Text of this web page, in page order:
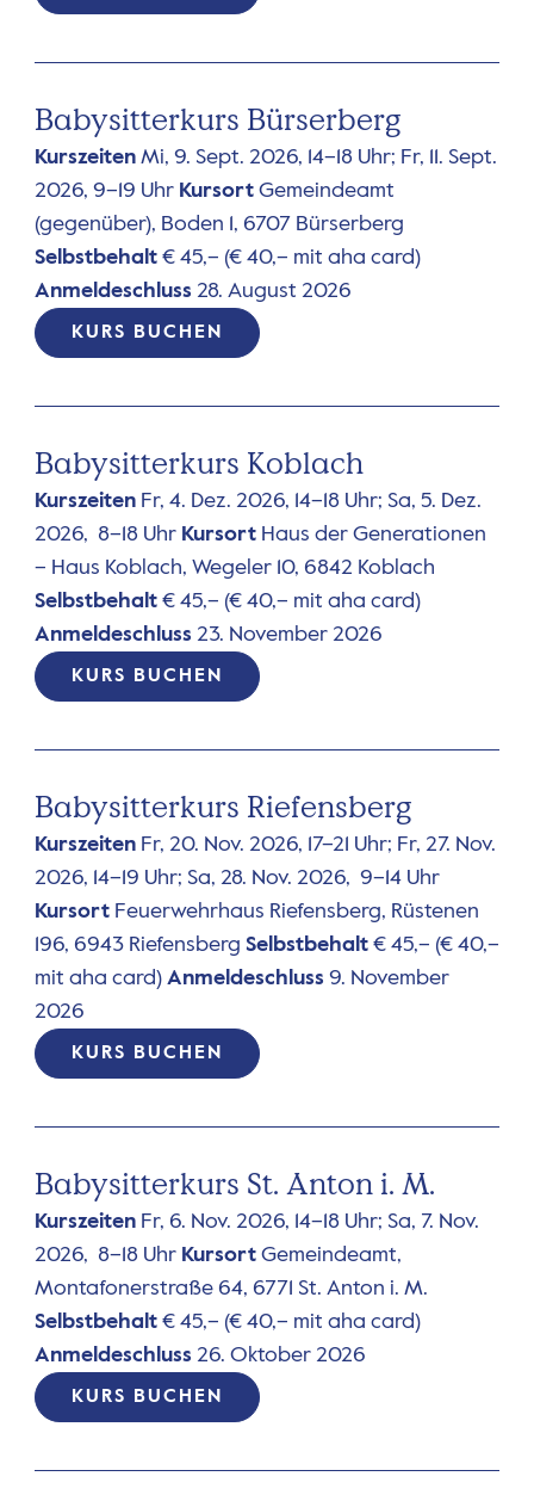
Babysitterkurs Bürserberg
KurszeitenMi, 9. Sept. 2026, 14–18 Uhr; Fr, 11. Sept.
2026, 9–19 Uhr Kursort Gemeindeamt
(gegenüber), Boden 1, 6707 Bürserberg
Selbstbehalt€ 45,– (€ 40,– mit aha card)
Anmeldeschluss 28. August 2026
KURS BUCHEN
Babysitterkurs Koblach
KurszeitenFr, 4. Dez. 2026, 14–18 Uhr; Sa, 5. Dez.
2026, 8–18 Uhr Kursort Haus der Generationen
– Haus Koblach, Wegeler 10, 6842 Koblach
Selbstbehalt€ 45,– (€ 40,– mit aha card)
Anmeldeschluss 23. November 2026
KURS BUCHEN
Babysitterkurs Riefensberg
KurszeitenFr, 20. Nov. 2026, 17–21 Uhr; Fr, 27. Nov.
2026, 14–19 Uhr; Sa, 28. Nov. 2026, 9–14 Uhr
Kursort Feuerwehrhaus Riefensberg, Rüstenen
196, 6943 Riefensberg Selbstbehalt€ 45,– (€ 40,–
mit aha card) Anmeldeschluss 9. November
2026
KURS BUCHEN
Babysitterkurs St. Anton i. M.
KurszeitenFr, 6. Nov. 2026, 14–18 Uhr; Sa, 7. Nov.
2026, 8–18 Uhr Kursort Gemeindeamt,
Montafonerstraße 64, 6771 St. Anton i. M.
Selbstbehalt€ 45,– (€ 40,– mit aha card)
Anmeldeschluss 26. Oktober 2026
KURS BUCHEN